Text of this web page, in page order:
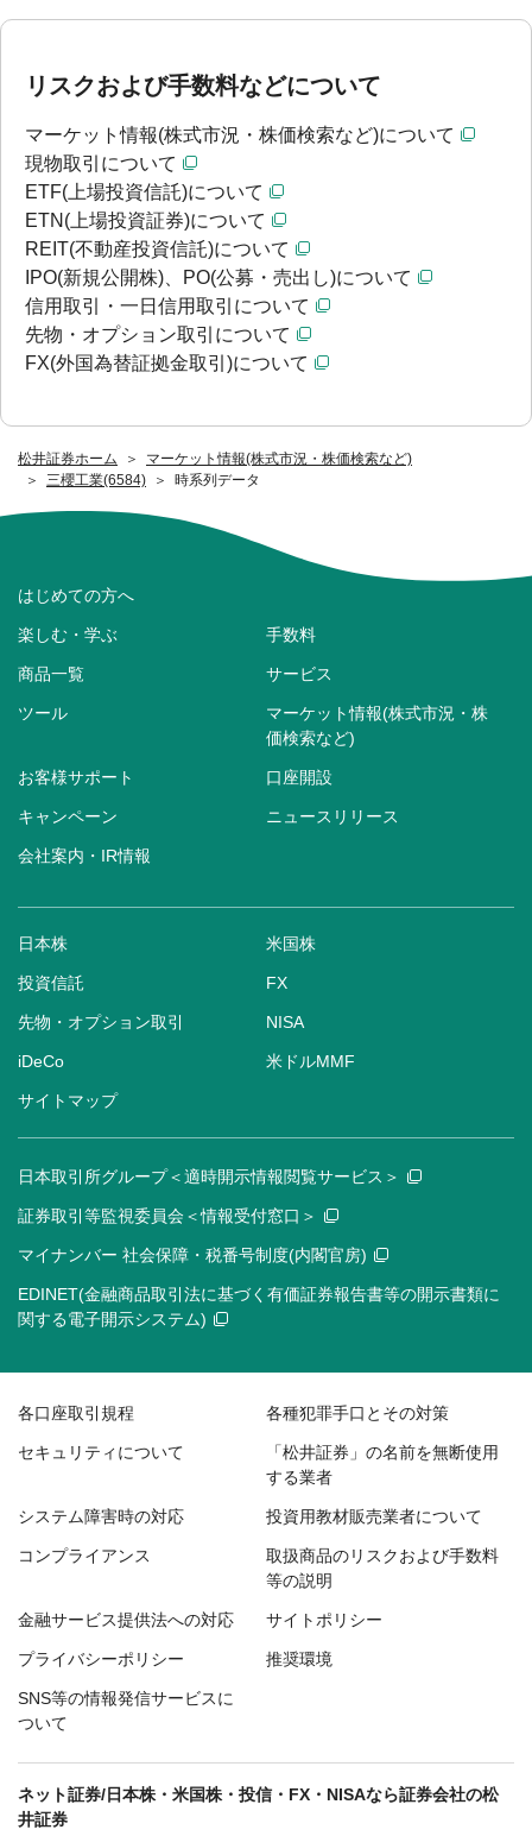
松井証券ホーム
マーケット情報(株式市況・株価検索など)
三櫻工業(6584)
時系列データ
リスクおよび手数料などについて
マーケット情報(株式市況・株価検索など)について
現物取引について
ETF(上場投資信託)について
ETN(上場投資証券)について
REIT(不動産投資信託)について
IPO(新規公開株)、PO(公募・売出し)について
信用取引・一日信用取引について
先物・オプション取引について
FX(外国為替証拠金取引)について
はじめての方へ
楽しむ・学ぶ 手数料
商品一覧 サービス
ツール
マーケット情報(株式市況・株
価検索など)
お客様サポート 口座開設
キャンペーン ニュースリリース
会社案内・IR情報
日本株 米国株
投資信託 FX
先物・オプション取引 NISA
iDeCo 米ドルMMF
サイトマップ
日本取引所グループ＜適時開示情報閲覧サービス＞
証券取引等監視委員会＜情報受付窓口＞
マイナンバー 社会保障・税番号制度(内閣官房)
EDINET(金融商品取引法に基づく有価証券報告書等の開示書類に
関する電子開示システム)
各口座取引規程 各種犯罪手口とその対策
セキュリティについて
「松井証券」の名前を無断使用
する業者
システム障害時の対応 投資用教材販売業者について
コンプライアンス
取扱商品のリスクおよび手数料
等の説明
金融サービス提供法への対応 サイトポリシー
プライバシーポリシー 推奨環境
SNS等の情報発信サービスに
ついて
ネット証券/日本株・米国株・投信・FX・NISAなら証券会社の松
井証券